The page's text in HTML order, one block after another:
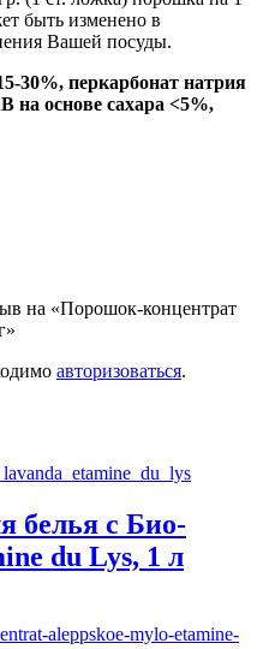
быть изменено в
Вашей посуды.
30%, перкарбонат натрия
на основе сахара <5%,
на «Порошок-концентрат
авторизоваться.
белья с Био-
du Lys, 1 л